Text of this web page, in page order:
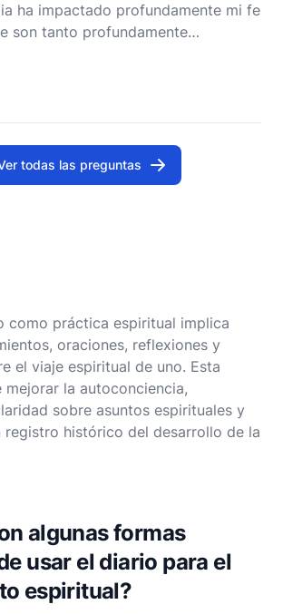
ha impactado profundamente mi fe
son tanto profundamente
El viaje a través de las
meramente un esfuerzo académico,
transformadora que moldea
todas las preguntas
como práctica espiritual implica
oraciones, reflexiones y
el viaje espiritual de uno. Esta
mejorar la autoconciencia,
sobre asuntos espirituales y
registro histórico del desarrollo de la
algunas formas
usar el diario para el
espiritual?